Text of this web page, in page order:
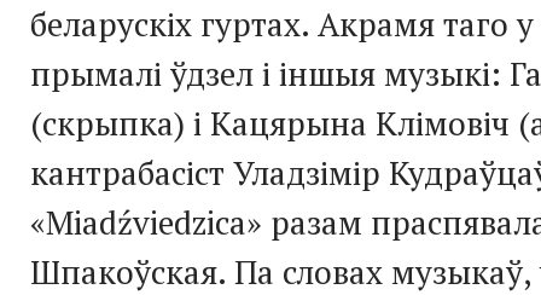
беларускіх гуртах. Акрамя таго
прымалі ўдзел і іншыя музыкі:
(скрыпка) і Кацярына Клімовіч
кантрабасіст Уладзімір
«Miadźviedzica» разам
Шпакоўская. Па словах